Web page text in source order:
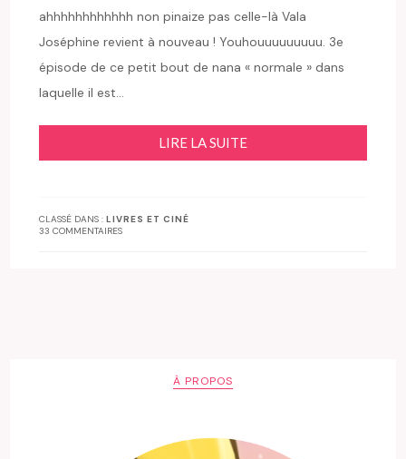
ahhhhhhhhhhhh non pinaize pas celle-là Vala
Joséphine revient à nouveau ! Youhouuuuuuuuu. 3e
épisode de ce petit bout de nana « normale » dans
laquelle il est…
LIRE LA SUITE
CLASSÉ DANS :LIVRES ET CINÉ
33 COMMENTAIRES
À PROPOS